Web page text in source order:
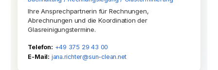
Ihre Ansprechpartnerin für Rechnungen,
Abrechnungen und die Koordination der
Glasreinigungstermine.
Telefon: +49 375 29 43 00
E-Mail: jana.richter@sun-clean.net